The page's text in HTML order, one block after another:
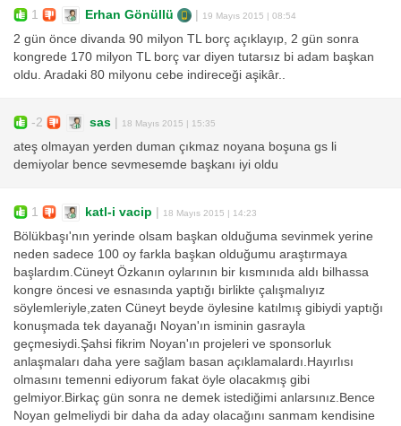
1 Erhan Gönüllü 19 Mayıs 2015 | 08:54
2 gün önce divanda 90 milyon TL borç açıklayıp, 2 gün sonra
kongrede 170 milyon TL borç var diyen tutarsız bi adam başkan
oldu. Aradaki 80 milyonu cebe indireceği aşikâr..
-2 sas 18 Mayıs 2015 | 15:35
ateş olmayan yerden duman çıkmaz noyana boşuna gs li
demiyolar bence sevmesemde başkanı iyi oldu
1 katl-i vacip 18 Mayıs 2015 | 14:23
Bölükbaşı'nın yerinde olsam başkan olduğuma sevinmek yerine
neden sadece 100 oy farkla başkan olduğumu araştırmaya
başlardım.Cüneyt Özkanın oylarının bir kısmınıda aldı bilhassa
kongre öncesi ve esnasında yaptığı birlikte çalışmalıyız
söylemleriyle,zaten Cüneyt beyde öylesine katılmış gibiydi yaptığı
konuşmada tek dayanağı Noyan'ın isminin gasrayla
geçmesiydi.Şahsi fikrim Noyan'ın projeleri ve sponsorluk
anlaşmaları daha yere sağlam basan açıklamalardı.Hayırlısı
olmasını temenni ediyorum fakat öyle olacakmış gibi
gelmiyor.Birkaç gün sonra ne demek istediğimi anlarsınız.Bence
Noyan gelmeliydi bir daha da aday olacağını sanmam kendisine